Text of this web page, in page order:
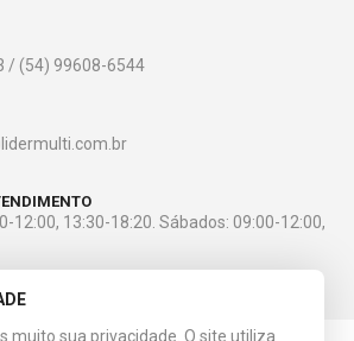
/ (54) 99608-6544
12:00, 13:30-18:20. Sábados: 09:00-12:00,
muito sua privacidade. O site utiliza